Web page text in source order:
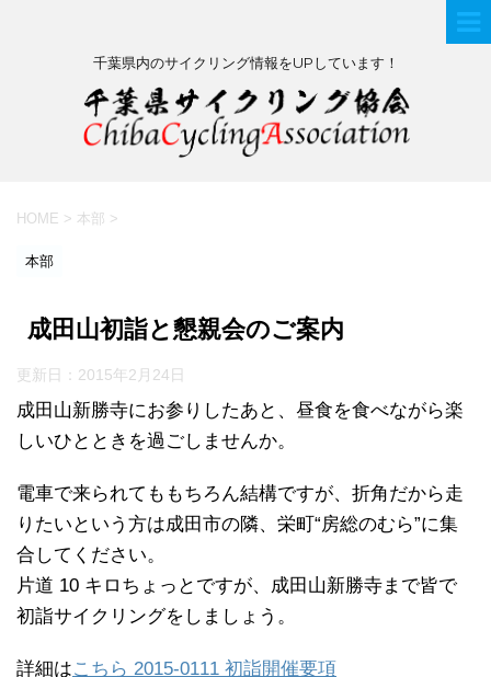
千葉県内のサイクリング情報をUPしています！
HOME > 本部 >
本部
成田山初詣と懇親会のご案内
更新日： 2015年2月24日
成田山新勝寺にお参りしたあと、昼食を食べながら楽
しいひとときを過ごしませんか。
電車で来られてももちろん結構ですが、折角だから走
りたいという方は成田市の隣、栄町“房総のむら”に集
合してください。
片道 10 キロちょっとですが、成田山新勝寺まで皆で
初詣サイクリングをしましょう。
詳細はこちら 2015-0111 初詣開催要項